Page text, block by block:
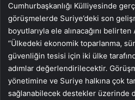
Cumhurbaşkanlığı Külliyesinde
görüşmelerde Suriye’deki son
boyutlarıyla ele alınacağını
“Ülkedeki ekonomik toparlanma,
güvenliğin tesisi için iki ülke
adımlar değerlendirilecektir.
yönetimine ve Suriye halkına çok
sağlanabilecek destekler üzerinde